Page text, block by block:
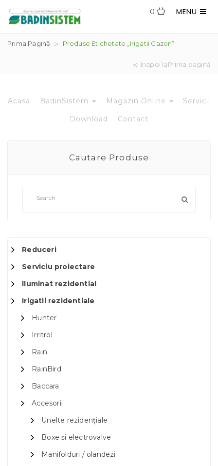
MENU
0
Prima Pagină Produse Etichetate „irigatii Gazon”
Inapoi laPrima pagină
Acasa BadinSistem Magazin Online Servicii
Download Contact
Cautare Produse
Reduceri
Serviciu proiectare
Iluminat rezidential
Irigatii rezidentiale
Hunter
Irritrol
Rain
RainBird
Baccara
Accesorii
Unelte rezidențiale
Boxe și electrovalve
Manifolduri / olandezi